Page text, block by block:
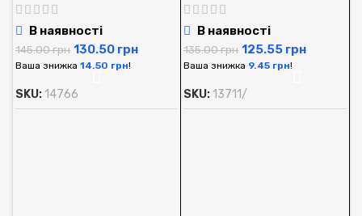
В наявності
145.00грн 130.50 грн
Ваша знижка 14.50 грн!
SKU: 14766
В наявності
135.00грн 125.55 грн
Ваша знижка 9.45 грн!
SKU: 13711/